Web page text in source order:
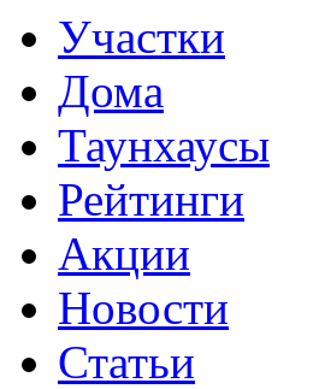
Участки
Дома
Таунхаусы
Рейтинги
Акции
Новости
Статьи